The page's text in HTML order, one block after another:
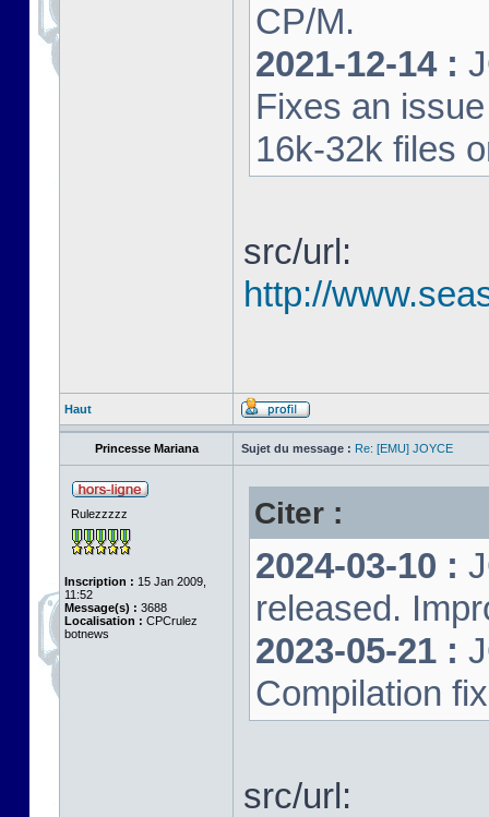
CP/M.
2021-12-14 :
Fixes an
16k-32k files
src/url:
http://
Haut
Princesse Mariana Sujet du message : Re: [EMU] JOYCE
Rulezzzzz
Inscription : 15 Jan 2009,
11:52
Message(s) : 3688
Localisation : CPCrulez
botnews
Citer :
2024-03-10 :
released.
2023-05-21 :
Compilation
src/url: